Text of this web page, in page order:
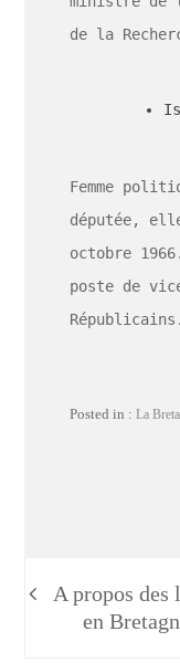
de la
Femme
députée,
octobre
poste de
Républicains.
Posted in : La
deA propos des
en